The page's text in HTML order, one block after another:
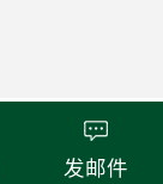
发邮件